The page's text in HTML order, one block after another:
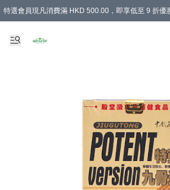
特選會員現凡消費滿 HKD 500.00，即享低至 9 折優